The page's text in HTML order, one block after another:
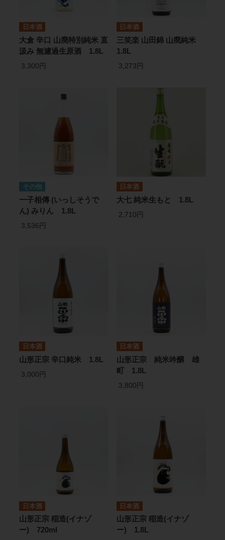
日本酒
大倉 辛口 山廃特別純米 直
汲み 無濾過生原酒 1.8L
3,300円
日本酒
三笑楽 山田錦 山廃純米
1.8L
3,273円
その他
一子相傳 (いっしそうで
ん) みりん 1.8L
3,536円
日本酒
大七 純米生もと 1.8L
2,710円
日本酒
山形正宗 辛口純米 1.8L
3,000円
日本酒
山形正宗 純米吟醸 雄
町 1.8L
3,800円
日本酒
山形正宗 稲造(イナゾ
ー) 720ml
日本酒
山形正宗 稲造(イナゾ
ー) 1.8L